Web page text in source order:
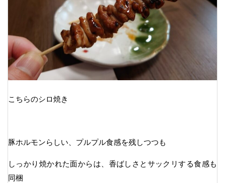
こちらのシロ焼き
豚ホルモンらしい、プルプル食感を残しつつも
しっかり焼かれた面からは、香ばしさとサックリする食感も
同梱